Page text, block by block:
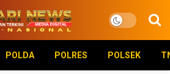
POLDA POLRES POLSEK